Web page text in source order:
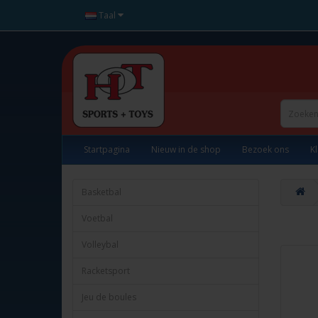
Taal
Startpagina Nieuw in de shop Bezoek ons
Basketbal
Voetbal
Volleybal
Racketsport
Jeu de boules